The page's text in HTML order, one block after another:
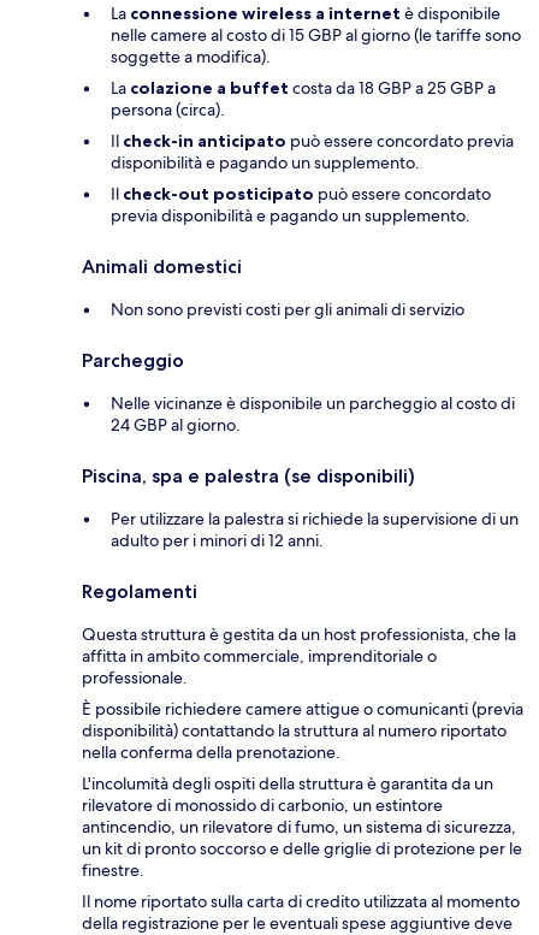
La connessione wireless a internet è disponibile
nelle camere al costo di 15 GBP al giorno (le tariffe sono
soggette a modifica).
La colazione a buffet costa da 18 GBP a 25 GBP a
persona (circa).
Il check-in anticipato può essere concordato previa
disponibilità e pagando un supplemento.
Il check-out posticipato può essere concordato
previa disponibilità e pagando un supplemento.
Animali domestici
Non sono previsti costi per gli animali di servizio
Parcheggio
Nelle vicinanze è disponibile un parcheggio al costo di
24 GBP al giorno.
Piscina, spa e palestra (se disponibili)
Per utilizzare la palestra si richiede la supervisione di un
adulto per i minori di 12 anni.
Regolamenti
Questa struttura è gestita da un host professionista, che la
affitta in ambito commerciale, imprenditoriale o
professionale.
È possibile richiedere camere attigue o comunicanti (previa
disponibilità) contattando la struttura al numero riportato
nella conferma della prenotazione.
L'incolumità degli ospiti della struttura è garantita da un
rilevatore di monossido di carbonio, un estintore
antincendio, un rilevatore di fumo, un sistema di sicurezza,
un kit di pronto soccorso e delle griglie di protezione per le
finestre.
Il nome riportato sulla carta di credito utilizzata al momento
della registrazione per le eventuali spese aggiuntive deve